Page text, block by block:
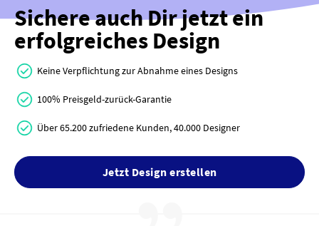
Sichere auch Dir jetzt ein
erfolgreiches Design
Keine Verpflichtung zur Abnahme eines Designs
100% Preisgeld-zurück-Garantie
Über 65.200 zufriedene Kunden, 40.000 Designer
Jetzt Design erstellen